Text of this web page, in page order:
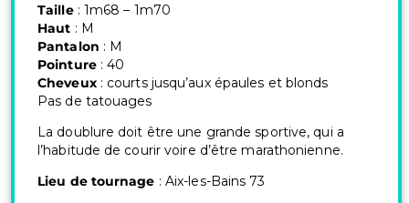
Taille: 1m68 – 1m70
Haut : M
Pantalon : M
Pointure: 40
Cheveux: courts jusqu’aux épaules et blonds
Pas de tatouages
La doublure doit être une grande sportive, qui a
l’habitude de courir voire d’être marathonienne.
Lieu de tournage : Aix-les-Bains 73